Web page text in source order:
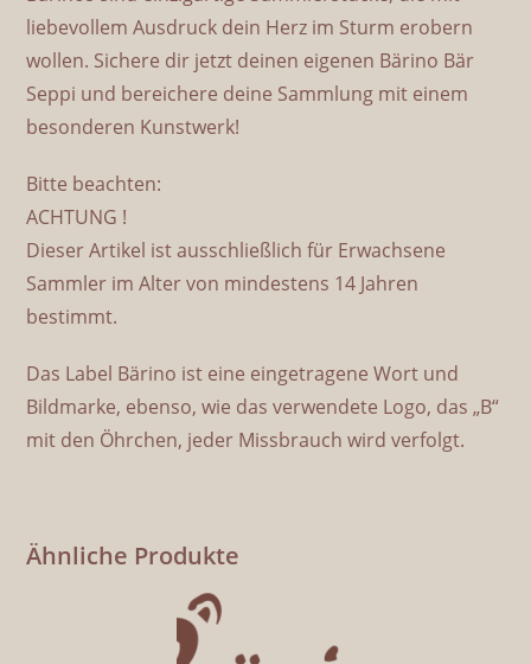
liebevollem Ausdruck dein Herz im Sturm erobern
wollen. Sichere dir jetzt deinen eigenen Bärino Bär
Seppi und bereichere deine Sammlung mit einem
besonderen Kunstwerk!
Bitte beachten:
ACHTUNG !
Dieser Artikel ist ausschließlich für Erwachsene
Sammler im Alter von mindestens 14 Jahren
bestimmt.
Das Label Bärino ist eine eingetragene Wort und
Bildmarke, ebenso, wie das verwendete Logo, das „B“
mit den Öhrchen, jeder Missbrauch wird verfolgt.
Ähnliche Produkte